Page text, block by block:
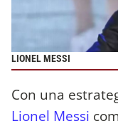
LIONEL MESSI
Con una
Lionel Messi